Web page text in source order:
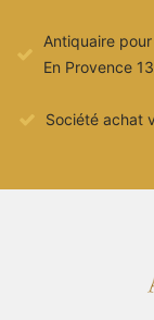
Antiquaire
En Provence
Société achat